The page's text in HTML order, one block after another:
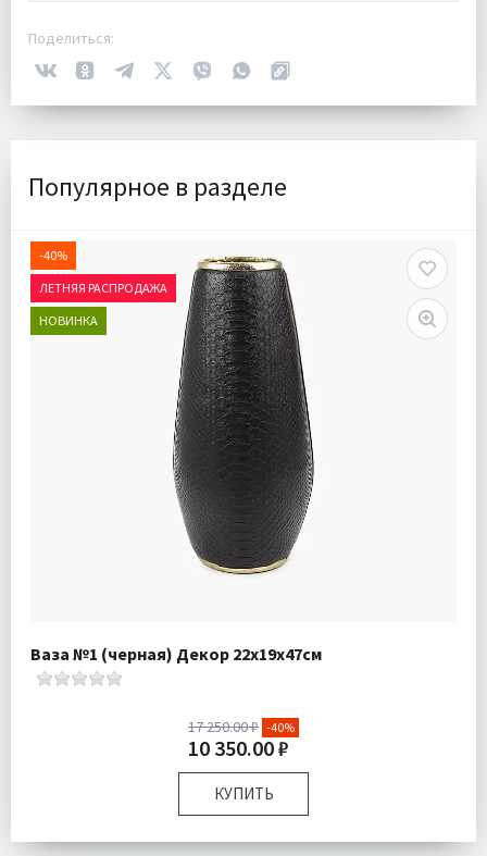
Поделиться:
Популярное в разделе
-40%
ЛЕТНЯЯ РАСПРОДАЖА
НОВИНКА
Ваза №1 (черная) Декор 22х19х47см
17 250.00 ₽ -40%
10 350.00 ₽
КУПИТЬ
Размер:
22х19х47 см